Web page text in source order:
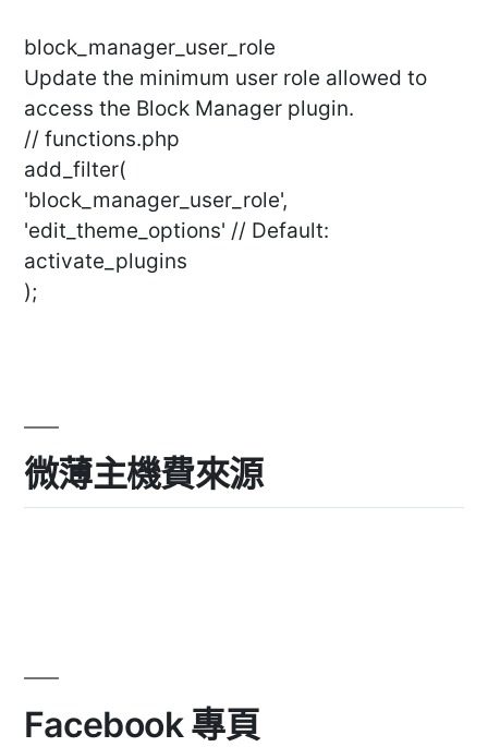
block_manager_user_role
Update the minimum user role allowed to
access the Block Manager plugin.
// functions.php
add_filter(
'block_manager_user_role',
'edit_theme_options' // Default:
activate_plugins
);
微薄主機費來源
Facebook 專頁